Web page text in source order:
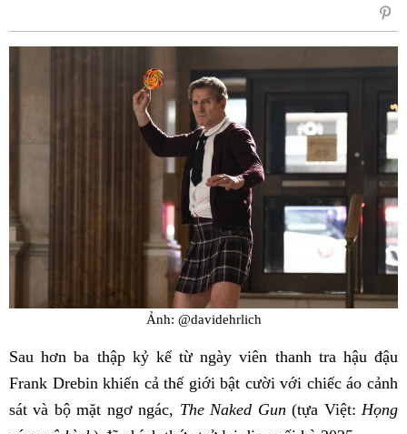
sẻ
Ảnh: @davidehrlich
Sau hơn ba thập kỷ kể từ ngày viên thanh tra hậu đậu
Frank Drebin khiến cả thế giới bật cười với chiếc áo cảnh
sát và bộ mặt ngơ ngác, The Naked Gun(tựa Việt:Họng